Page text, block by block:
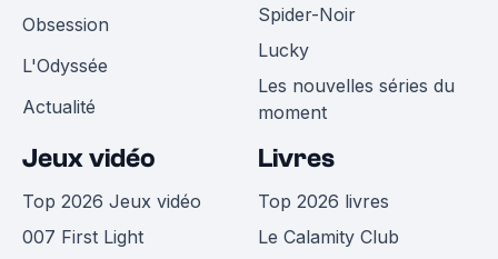
Obsession
L'Odyssée
Actualité
Spider-Noir
Lucky
Les nouvelles séries du
moment
Jeux vidéo
Top 2026 Jeux vidéo
007 First Light
Livres
Top 2026 livres
Le Calamity Club